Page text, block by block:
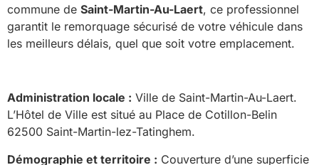
commune de Saint-Martin-Au-Laert, ce professionnel
garantit le remorquage sécurisé de votre véhicule dans
les meilleurs délais, quel que soit votre emplacement.
Administration locale : Ville de Saint-Martin-Au-Laert.
L’Hôtel de Ville est situé au Place de Cotillon-Belin
62500 Saint-Martin-lez-Tatinghem.
Démographie et territoire : Couverture d’une superficie